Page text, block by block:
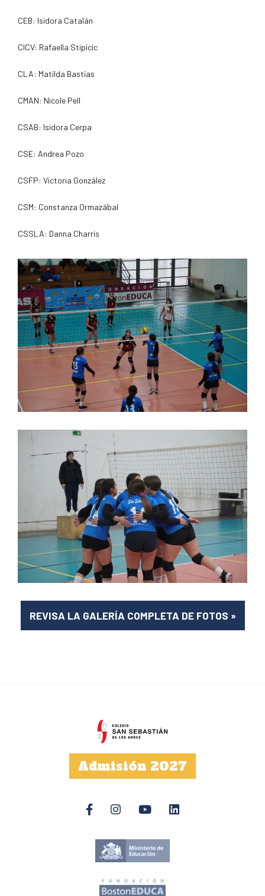
CEB: Isidora Catalán
CICV: Rafaella Stipicic
CLA: Matilda Bastías
CMAN: Nicole Pell
CSAB: Isidora Cerpa
CSE: Andrea Pozo
CSFP: Victoria González
CSM: Constanza Ormazábal
CSSLA: Danna Charris
REVISA LA GALERÍA COMPLETA DE FOTOS »
Admisión 2027